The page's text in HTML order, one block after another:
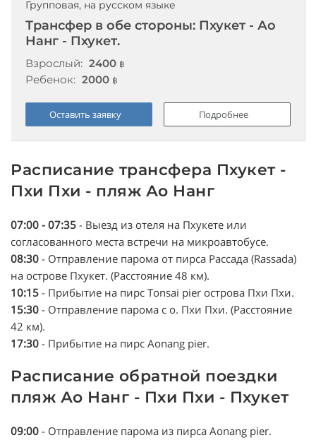
Групповая, на русском языке
Трансфер в обе стороны: Пхукет - Ао
Нанг - Пхукет.
Взрослый: 2400 ฿
Ребенок: 2000 ฿
Оставить заявку Подробнее
Расписание трансфера Пхукет -
Пхи Пхи - пляж Ао Нанг
07:00 - 07:35 - Выезд из отеля на Пхукете или
согласованного места встречи на микроавтобусе.
08:30 - Отправление парома от пирса Рассада (Rassada)
на острове Пхукет. (Расстояние 48 км).
10:15 - Прибытие на пирс Tonsai pier острова Пхи Пхи.
15:30 - Отправление парома с о. Пхи Пхи. (Расстояние
42 км).
17:30 - Прибытие на пирс Aonang pier.
Расписание обратной поездки
пляж Ао Нанг - Пхи Пхи - Пхукет
09:00 - Отправление парома из пирса Aonang pier.